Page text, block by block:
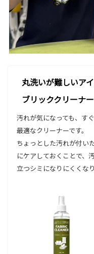
丸洗いが難しいア
ブリッククリーナー
汚れが気になっても、す
最適なクリーナーです。
ちょっとした汚れが付い
にケアしておくことで、
立つシミになりにくくなり